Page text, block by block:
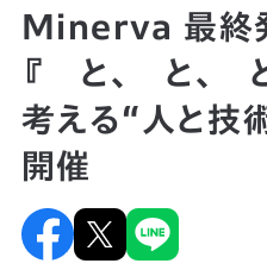
Minerva 最終
『 と、 と、
考える“人と技
開催